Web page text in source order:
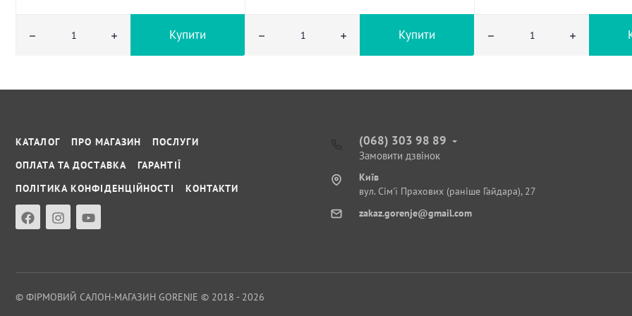
Купити Купити
КАТАЛОГ ПРО МАГАЗИН
ПОСЛУГИ
ОПЛАТА ТА ДОСТАВКА
ГАРАНТІЇ
ПОЛІТИКА КОНФІДЕНЦІЙНОСТІ
КОНТАКТИ
(068) 303 98 89
Замовити дзвінок
Київ
вул. Сім'ї Прахових (раніше Гайдара), 27
zakaz.gorenje@gmail.com
© ФІРМОВИЙ САЛОН-МАГАЗИН GORENJE © 2018 - 2026